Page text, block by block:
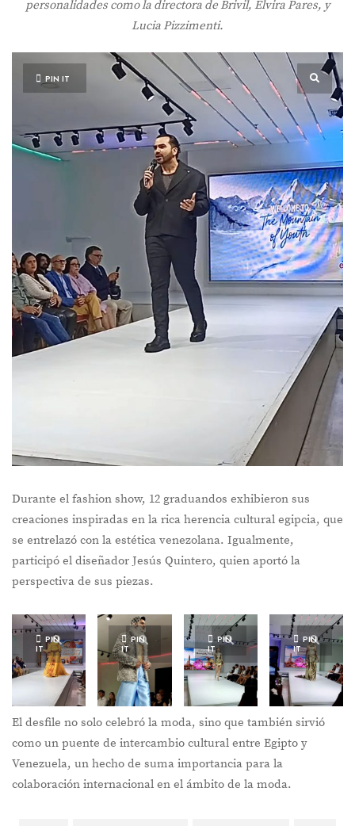
personalidades como la directora de Brivil, Elvira Pares, y
Lucia Pizzimenti.
PIN IT
Durante el fashion show, 12 graduandos exhibieron sus
creaciones inspiradas en la rica herencia cultural egipcia, que
se entrelazó con la estética venezolana. Igualmente,
participó el diseñador Jesús Quintero, quien aportó la
perspectiva de sus piezas.
PIN
IT
PIN
IT
PIN
IT
PIN
IT
El desfile no solo celebró la moda, sino que también sirvió
como un puente de intercambio cultural entre Egipto y
Venezuela, un hecho de suma importancia para la
colaboración internacional en el ámbito de la moda.